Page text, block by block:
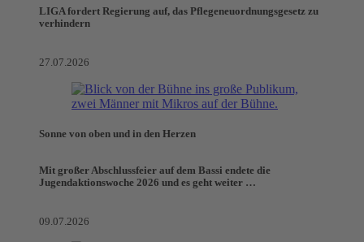
LIGA fordert Regierung auf, das Pflegeneuordnungsgesetz zu
verhindern
27.07.2026
Sonne von oben und in den Herzen
Mit großer Abschlussfeier auf dem Bassi endete die
Jugendaktionswoche 2026 und es geht weiter …
09.07.2026